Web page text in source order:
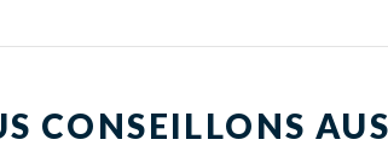
CONSEILLONS